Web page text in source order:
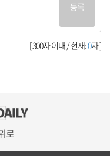
등록
[ 300자 이내 / 현재:0자 ]
로